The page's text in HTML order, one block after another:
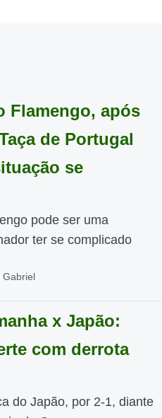
Flamengo, após
de Portugal
se
pode ser uma
ter se complicado
Gabriel
x Japão:
com derrota
do Japão, por 2-1, diante